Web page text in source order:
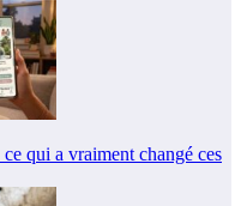
qui a vraiment changé ces